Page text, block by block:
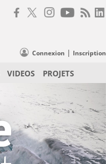
Connexion | Inscription
VIDEOS PROJETS